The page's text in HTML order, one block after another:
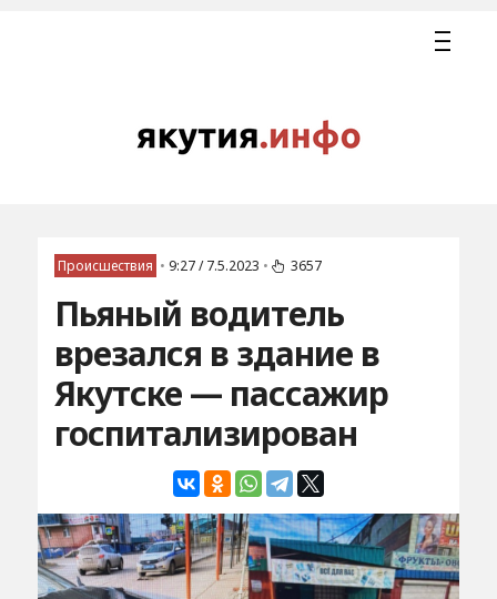
Происшествия • 9:27 / 7.5.2023 • 3657
Пьяный водитель
врезался в здание в
Якутске — пассажир
госпитализирован